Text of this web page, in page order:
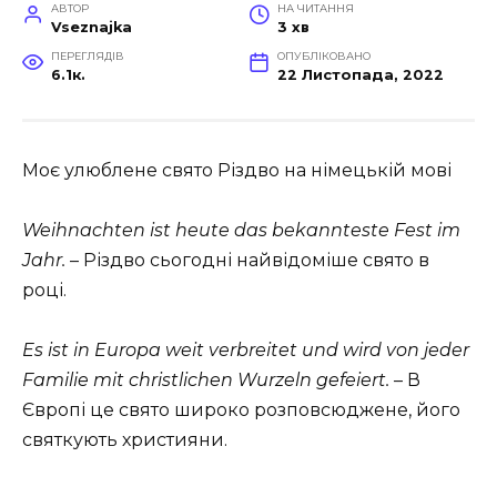
АВТОР
Vseznajka
НА ЧИТАННЯ
3 хв
ПЕРЕГЛЯДІВ
6.1к.
ОПУБЛІКОВАНО
22 Листопада, 2022
Моє улюблене свято Різдво на німецькій мові
Weihnachten ist heute das bekannteste Fest im
Jahr. – Різдво сьогодні найвідоміше свято в
році.
Es ist in Europa weit verbreitet und wird von jeder
Familie mit christlichen Wurzeln gefeiert. – В
Європі це свято широко розповсюджене, його
святкують християни.